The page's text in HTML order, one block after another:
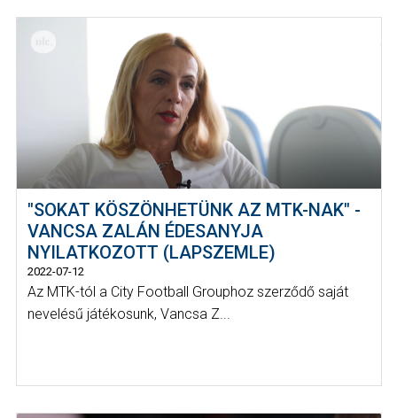
"SOKAT KÖSZÖNHETÜNK AZ MTK-NAK" -
VANCSA ZALÁN ÉDESANYJA
NYILATKOZOTT (LAPSZEMLE)
2022-07-12
Az MTK-tól a City Football Grouphoz szerződő saját
nevelésű játékosunk, Vancsa Z...